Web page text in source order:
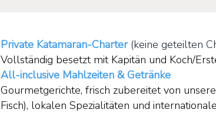
Private Katamaran-Charter (keine geteilten
Vollständig besetzt mit Kapitän und Koch/
All-inclusive Mahlzeiten & Getränke
Gourmetgerichte, frisch zubereitet von
Fisch), lokalen Spezialitäten und